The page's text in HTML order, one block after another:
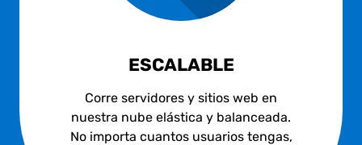
ESCALABLE
Corre servidores y sitios web en
nuestra nube elástica y balanceada.
No importa cuantos usuarios tengas,